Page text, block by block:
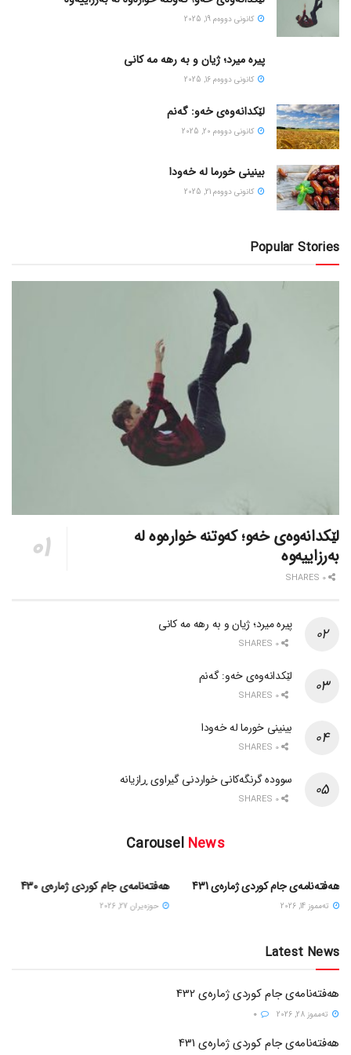
كانونی دووه‌م 19, 2025
پیره میرد؛ ژیان و به رهه مه کانی
كانونی دووه‌م 16, 2025
لێکدانەوەی خەو: گەنم
كانونی دووه‌م 20, 2025
بینینی خورما لە خەودا
كانونی دووه‌م 21, 2025
Popular Stories
لێکدانەوەی خەو؛ کەوتنە خوارەوە لە
بەرزاییەوە
پیره میرد؛ ژیان و به رهه مه کانی
لێکدانەوەی خەو: گەنم
بینینی خورما لە خەودا
سوودە گرنگەکانی خواردنی گیراوی ڕازیانە
Carousel News
هەفتەنامەی جام کوردی ژمارەی 431
ته‌مموز 14, 2026
هەفتەنامەی جام کوردی ژمارەی 430
حوزه‌یران 27, 2026
Latest News
هەفتەنامەی جام کوردی ژمارەی 432
ته‌مموز 28, 2026
هەفتەنامەی جام کوردی ژمارەی 431